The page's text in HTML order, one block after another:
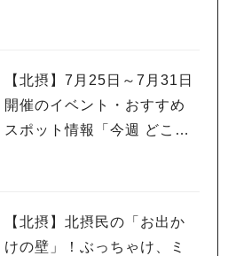
、家族で終日楽しめそうです♪ いち
ット。 いちご狩りの季節
Farm No.1
で見る
【北摂】7月25日～7月31日
開催のイベント・おすすめ
スポット情報「今週 どこい
【北摂】北摂民の「お出か
けの壁」！ぶっちゃけ、ミ